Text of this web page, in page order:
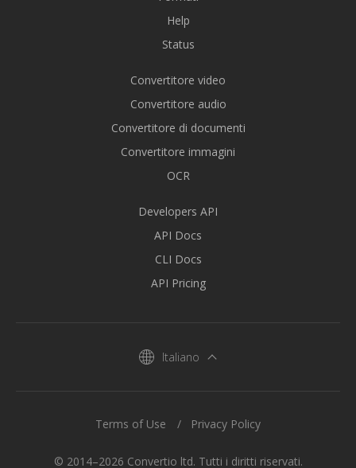
Help
Status
Convertitore video
Convertitore audio
Convertitore di documenti
Convertitore immagini
OCR
Developers API
API Docs
CLI Docs
API Pricing
Italiano
© 2014–2026 Convertio ltd. Tutti i diritti riservati.
Terms of Use Privacy Policy